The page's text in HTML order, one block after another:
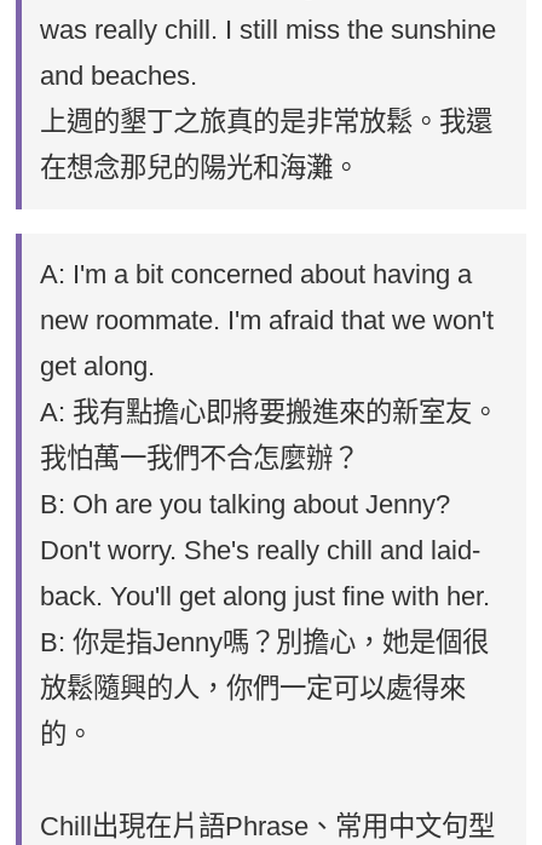
was really chill. I still miss the sunshine
and beaches.
上週的墾丁之旅真的是非常放鬆。我還
在想念那兒的陽光和海灘。
A: I'm a bit concerned about having a
new roommate. I'm afraid that we won't
get along.
A: 我有點擔心即將要搬進來的新室友。
我怕萬一我們不合怎麼辦？
B: Oh are you talking about Jenny?
Don't worry. She's really chill and laid-
back. You'll get along just fine with her.
B: 你是指Jenny嗎？別擔心，她是個很
放鬆隨興的人，你們一定可以處得來
的。
Chill出現在片語Phrase、常用中文句型